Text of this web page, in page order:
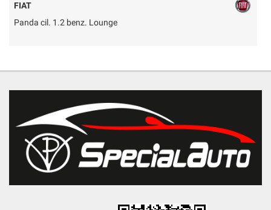
FIAT
Panda cil. 1.2 benz. Lounge